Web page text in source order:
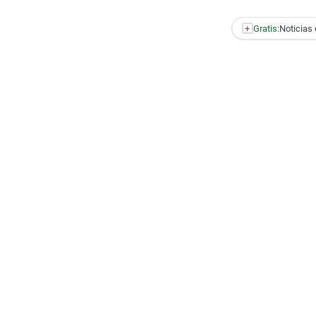
+ Gratis:Noticias